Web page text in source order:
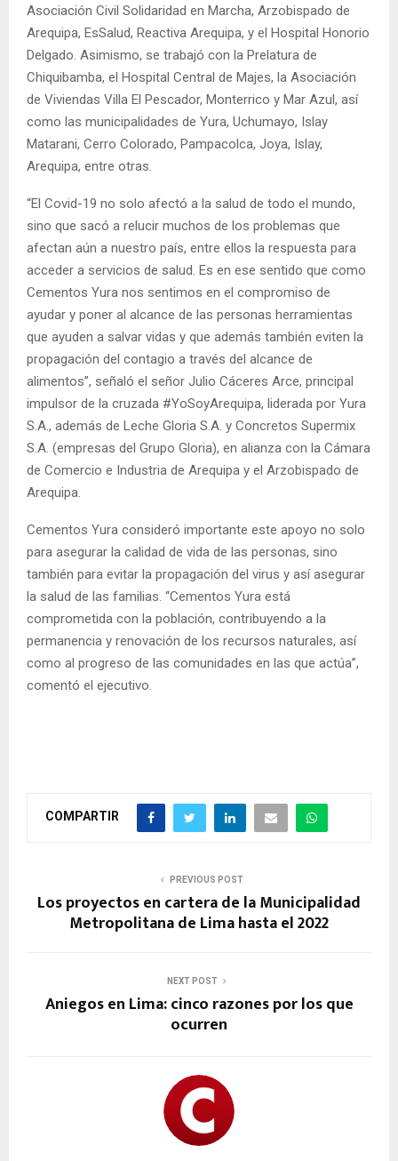
Asociación Civil Solidaridad en Marcha, Arzobispado de
Arequipa, EsSalud, Reactiva Arequipa, y el Hospital Honorio
Delgado. Asimismo, se trabajó con la Prelatura de
Chiquibamba, el Hospital Central de Majes, la Asociación
de Viviendas Villa El Pescador, Monterrico y Mar Azul, así
como las municipalidades de Yura, Uchumayo, Islay
Matarani, Cerro Colorado, Pampacolca, Joya, Islay,
Arequipa, entre otras.
“El Covid-19 no solo afectó a la salud de todo el mundo,
sino que sacó a relucir muchos de los problemas que
afectan aún a nuestro país, entre ellos la respuesta para
acceder a servicios de salud. Es en ese sentido que como
Cementos Yura nos sentimos en el compromiso de
ayudar y poner al alcance de las personas herramientas
que ayuden a salvar vidas y que además también eviten la
propagación del contagio a través del alcance de
alimentos”, señaló el señor Julio Cáceres Arce, principal
impulsor de la cruzada #YoSoyArequipa, liderada por Yura
S.A., además de Leche Gloria S.A. y Concretos Supermix
S.A. (empresas del Grupo Gloria), en alianza con la Cámara
de Comercio e Industria de Arequipa y el Arzobispado de
Arequipa.
Cementos Yura consideró importante este apoyo no solo
para asegurar la calidad de vida de las personas, sino
también para evitar la propagación del virus y así asegurar
la salud de las familias. “Cementos Yura está
comprometida con la población, contribuyendo a la
permanencia y renovación de los recursos naturales, así
como al progreso de las comunidades en las que actúa”,
comentó el ejecutivo.
COMPARTIR
PREVIOUS POST
Los proyectos en cartera de la Municipalidad
Metropolitana de Lima hasta el 2022
NEXT POST
Aniegos en Lima: cinco razones por los que
ocurren